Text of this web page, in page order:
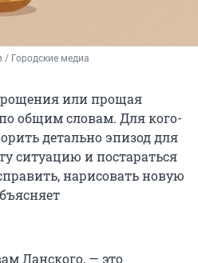
/ Городские медиа
или прощая
общим словам. Для кого-
детально эпизод для
ситуацию и постараться
нарисовать новую
Ланского, — это